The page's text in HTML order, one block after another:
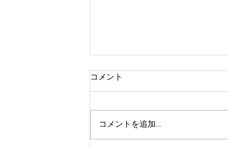
夏が来ました
コメント
コメントを追加…